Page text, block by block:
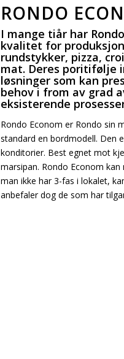
RONDO
I mange tiår har
kvalitet for
rundstykker, pizza,
mat. Deres poritifølje
løsninger som kan
behov i from av grad
eksisterende
Rondo Econom er Rondo sin
standard en bordmodell. Den
konditorier. Best egnet mot
marsipan. Rondo Econom
man ikke har 3-fas i lokalet,
anbefaler dog de som har